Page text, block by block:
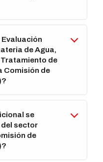
de Agua,
de
Comisión de
se
sector
de